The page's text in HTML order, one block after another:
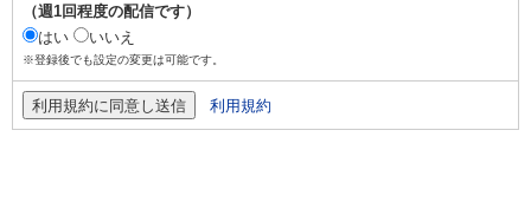
（週1回程度の配信です）
はい
いいえ
※登録後でも設定の変更は可能です。
利用規約